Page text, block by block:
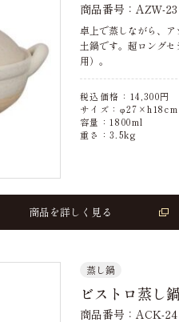
商品番号：AZW-23
卓上で蒸しながら、
土鍋です。超ロング
用）。
税込価格： 14,300円
サイズ：φ27×h18cm
容量：1800ml
重さ：3.5kg
商品を詳しく見る
蒸し鍋
ビストロ蒸
商品番号：ACK-24